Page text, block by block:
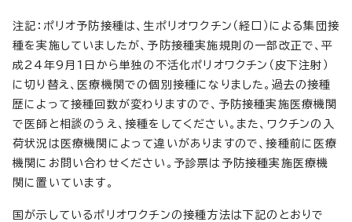
注記：ポリオ予防接種は、生ポリオワクチン（経口）による集団接
種を実施していましたが、予防接種実施規則の一部改正で、平
成24年9月1日から単独の不活化ポリオワクチン（皮下注射）
に切り替え、医療機関での個別接種になりました。過去の接種
歴によって接種回数が変わりますので、予防接種実施医療機関
で医師と相談のうえ、接種をしてください。また、ワクチンの入
荷状況は医療機関によって違いがありますので、接種前に医療
機関にお問い合わせください。予診票は予防接種実施医療機
関に置いています。
国が示しているポリオワクチンの接種方法は下記のとおりで